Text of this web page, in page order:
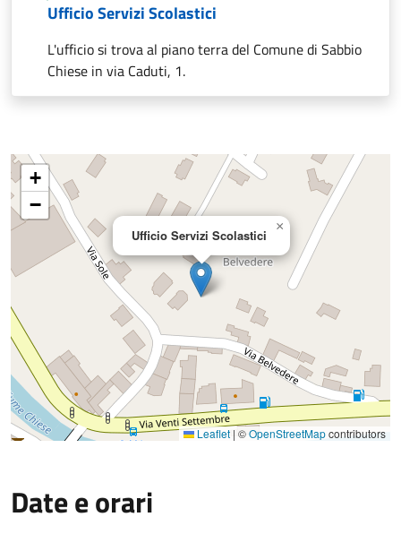
Ufficio Servizi Scolastici
L'ufficio si trova al piano terra del Comune di Sabbio
Chiese in via Caduti, 1.
Ufficio Servizi Scolastici
×
+
−
Leaflet | ©OpenStreetMapcontributors
Date e orari